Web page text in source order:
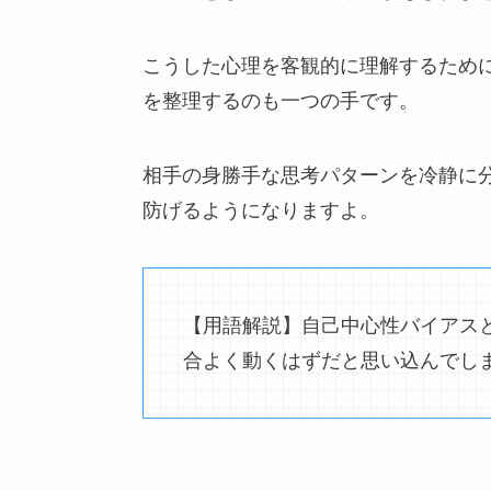
こうした心理を客観的に理解するため
を整理するのも一つの手です。
相手の身勝手な思考パターンを冷静に
防げるようになりますよ。
【用語解説】自己中心性バイア
合よく動くはずだと思い込んでし